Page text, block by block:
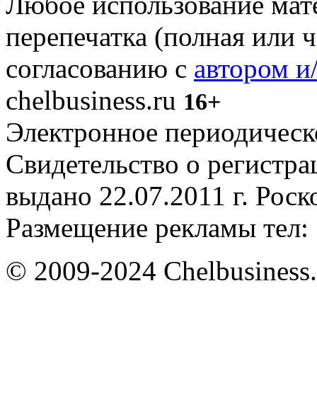
перепечатка (полная или
согласованию с автором
chelbusiness.ru 16+
Электронное
Свидетельство о
выдано 22.07.2011 г.
Размещение рекламы
© 2009-2024